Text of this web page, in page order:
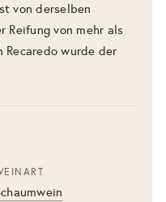
von derselben
Reifung von mehr als
Recaredo wurde der